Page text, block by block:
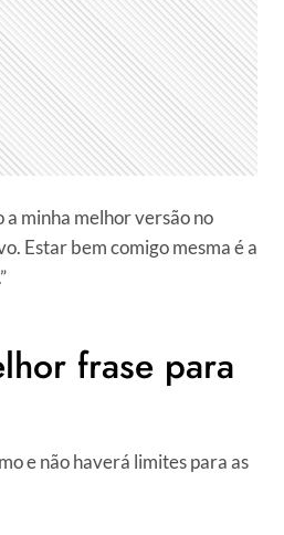
minha melhor versão no
Estar bem comigo mesma é a
frase para
e não haverá limites para as